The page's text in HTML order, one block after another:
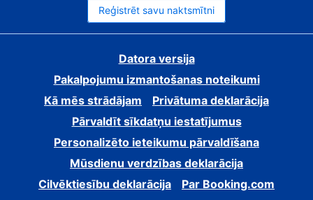
Reģistrēt savu naktsmītni
Datora versija
Pakalpojumu izmantošanas noteikumi
Kā mēs strādājam
Privātuma deklarācija
Pārvaldīt sīkdatņu iestatījumus
Personalizēto ieteikumu pārvaldīšana
Mūsdienu verdzības deklarācija
Cilvēktiesību deklarācija
Par Booking.com